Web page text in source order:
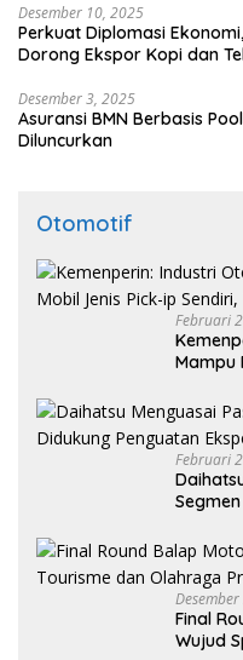
Desember 10, 2025
Perkuat Diplomasi
Dorong Ekspor Kopi dan
Desember 3, 2025
Asuransi BMN Berbasis
Diluncurkan
Otomotif
Februari
Mampu
Februari
Final
Wujud